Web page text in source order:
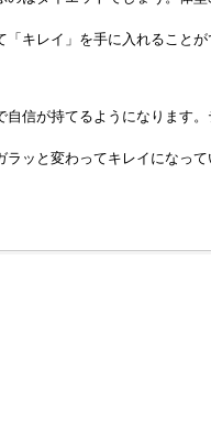
キレイ」を手に入れることが
信が持てるようになります
ッと変わってキレイになっ